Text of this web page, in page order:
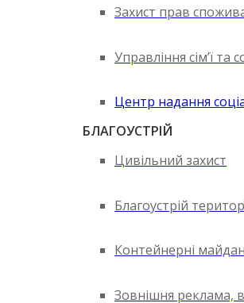
Захист прав
Управління сім’ї та
Центр надання
БЛАГОУСТРІЙ
Цивільний захист
Благоустрій
Контейнерні
Зовнішня реклама,